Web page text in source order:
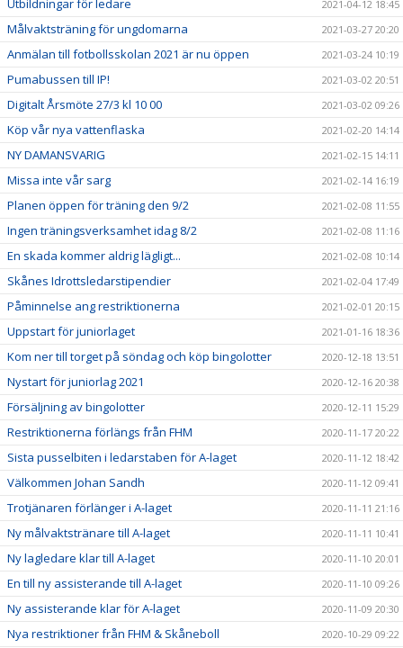
Utbildningar för ledare 2021-04-12 18:45
Målvaktsträning för ungdomarna 2021-03-27 20:20
Anmälan till fotbollsskolan 2021 är nu öppen 2021-03-24 10:19
Pumabussen till IP! 2021-03-02 20:51
Digitalt Årsmöte 27/3 kl 10 00 2021-03-02 09:26
Köp vår nya vattenflaska 2021-02-20 14:14
NY DAMANSVARIG 2021-02-15 14:11
Missa inte vår sarg 2021-02-14 16:19
Planen öppen för träning den 9/2 2021-02-08 11:55
Ingen träningsverksamhet idag 8/2 2021-02-08 11:16
En skada kommer aldrig lägligt... 2021-02-08 10:14
Skånes Idrottsledarstipendier 2021-02-04 17:49
Påminnelse ang restriktionerna 2021-02-01 20:15
Uppstart för juniorlaget 2021-01-16 18:36
Kom ner till torget på söndag och köp bingolotter 2020-12-18 13:51
Nystart för juniorlag 2021 2020-12-16 20:38
Försäljning av bingolotter 2020-12-11 15:29
Restriktionerna förlängs från FHM 2020-11-17 20:22
Sista pusselbiten i ledarstaben för A-laget 2020-11-12 18:42
Välkommen Johan Sandh 2020-11-12 09:41
Trotjänaren förlänger i A-laget 2020-11-11 21:16
Ny målvaktstränare till A-laget 2020-11-11 10:41
Ny lagledare klar till A-laget 2020-11-10 20:01
En till ny assisterande till A-laget 2020-11-10 09:26
Ny assisterande klar för A-laget 2020-11-09 20:30
Nya restriktioner från FHM & Skåneboll 2020-10-29 09:22